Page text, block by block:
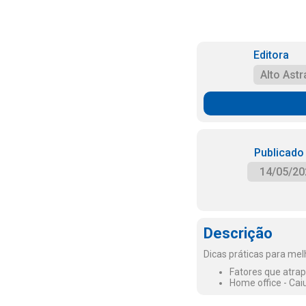
Editora
Alto
14/05/
Descrição
Dicas práticas para
Fatores que
Home office -